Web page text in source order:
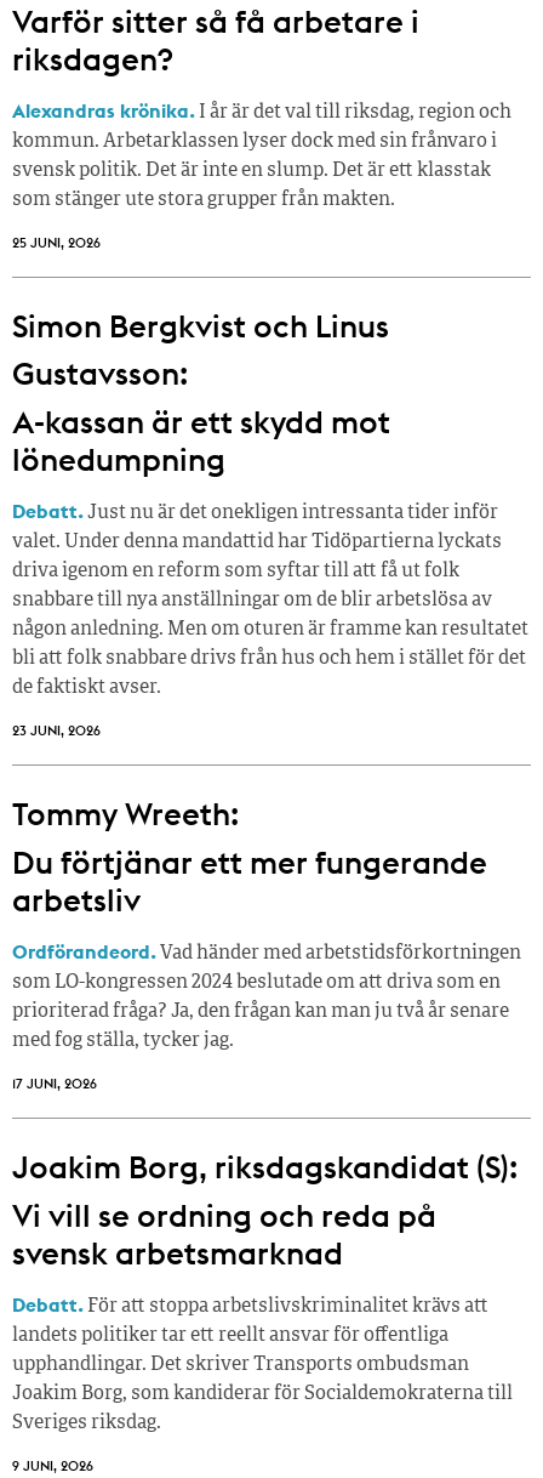
Varför sitter så få ­arbetare i
riksdagen?
Alexandras krönika. I år är det val till riksdag, region och
kommun. Arbetarklassen lyser dock med sin frånvaro i
svensk politik. Det är inte en slump. Det är ett klasstak
som stänger ute stora grupper från makt­en.
25 JUNI, 2026
Simon Bergkvist och Linus
Gustavsson:
A-kassan är ett skydd mot
lönedumpning
Debatt.Just nu är det onekligen intressanta tider inför
valet. Under denna mandattid har Tidöpartierna lyckats
driva igenom en reform som syftar till att få ut folk
snabbare till nya anställningar om de blir arbetslösa av
någon anledning. Men om oturen är framme kan resultatet
bli att folk snabbare drivs från hus och hem i stället för det
de faktiskt avser.
23 JUNI, 2026
Tommy Wreeth:
Du förtjänar ett mer fungerande
arbetsliv
Ordförandeord. Vad händer med arbetstidsförkortningen
som LO-kongressen 2024 beslutade om att driva som en
prioriterad fråga? Ja, den frågan kan man ju två år senare
med fog ställa, tycker jag.
17 JUNI, 2026
Joakim Borg, riksdagskandidat (S):
Vi vill se ordning och reda på
svensk arbetsmarknad
Debatt. För att stoppa arbetslivskriminalitet krävs att
landets politiker tar ett reellt ansvar för offentliga
upphandlingar. Det skriver Transports ombudsman
Joakim Borg, som kandiderar för Socialdemokraterna till
Sveriges riksdag.
9 JUNI, 2026